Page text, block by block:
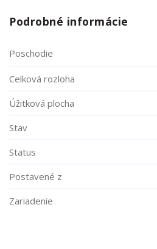
Podrobné informácie
Poschodie
Celková rozloha
Úžitková plocha
Stav
Status
Postavené z
Zariadenie